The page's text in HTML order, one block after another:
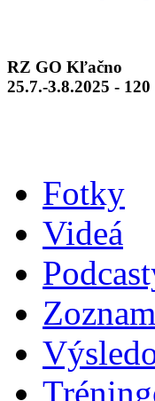
RZ GO Kľačno
25.7.-3.8.2025 -
Fotky
Videá